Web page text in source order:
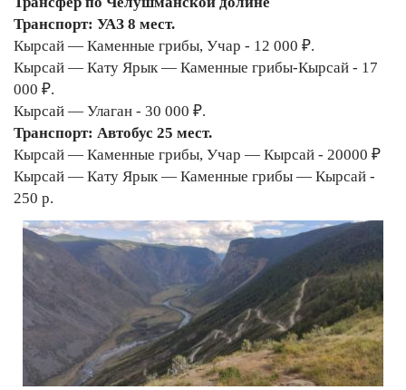
Транспорт: УАЗ 8 мест.
Кырсай — Каменные грибы, Учар - 12 000 ₽.
Кырсай — Кату Ярык — Каменные грибы-Кырсай - 17
000 ₽.
Кырсай — Улаган - 30 000 ₽.
Транспорт: Автобус 25 мест.
Кырсай — Каменные грибы, Учар — Кырсай - 20000 ₽
Кырсай — Кату Ярык — Каменные грибы — Кырсай -
250 р.